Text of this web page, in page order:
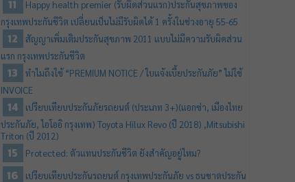
Happy health premier (รับผิดส่วนแรก)​ประกันสุขภาพของ
กรุงเทพประกันชีวิต เปลี่ยนเป็นไม่มีรับผิดได้ 1 ครั้งในช่วงอายุ 55-65
สัญญาเพิ่มเติมประกันสุขภาพ 2011 แบบไม่มีความรับผิดส่วน
แรก กรุงเทพประกันชีวิต
ทำไมถึงใช้ “PREMIUM NOTICE / ใบแจ้งเบี้ยประกันภัย” ไม่ใช้
INVOICE
เปรียบเทียบประกันภัยรถยนต์ (ประเภท 3+)(แอกซ่า, เมืองไทย
ประกันภัย, ไอโออิ กรุงเทพ) Toyota Hilux Revo (ปี 2018) ,Mitsubishi
Triton (ปี 2012)
Protected: ตัวแทนประกันชีวิต ยังสำคัญอยู่ไหม?
เปรียบเทียบประกันรถยนต์ กรุงเทพประกันภัย vs ธนชาตประกัน